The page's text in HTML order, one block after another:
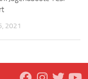
2021